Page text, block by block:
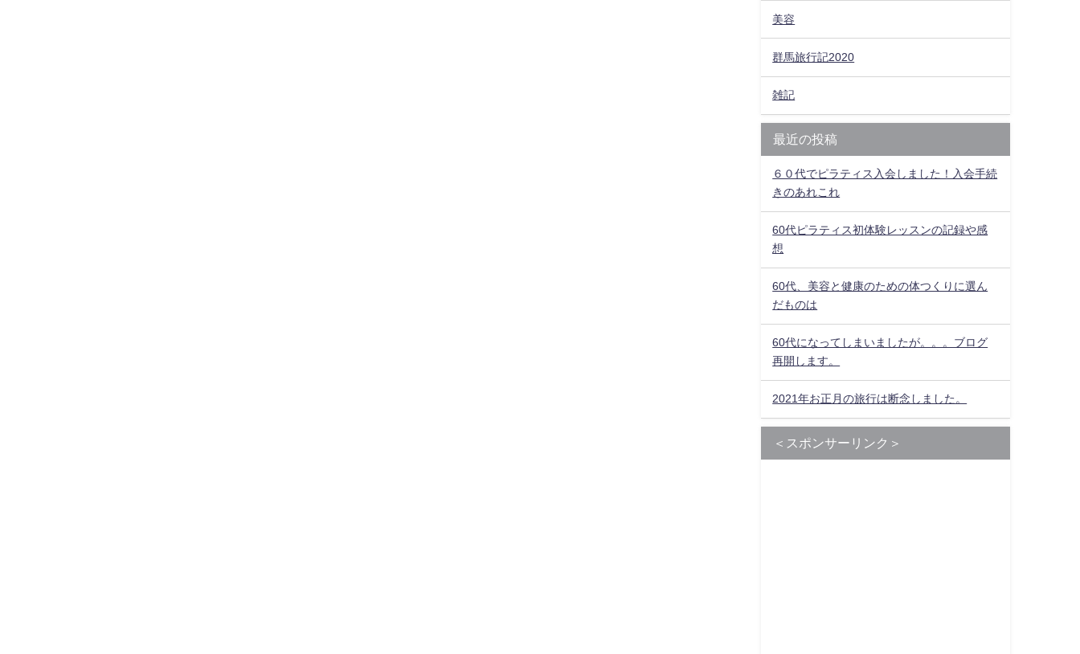
美容
群馬旅行記2020
雑記
最近の投稿
６０代でピラティス入会しました！入会手続
きのあれこれ
60代ピラティス初体験レッスンの記録や感
想
60代、美容と健康のための体つくりに選ん
だものは
60代になってしまいましたが。。。ブログ
再開します。
2021年お正月の旅行は断念しました。
＜スポンサーリンク＞